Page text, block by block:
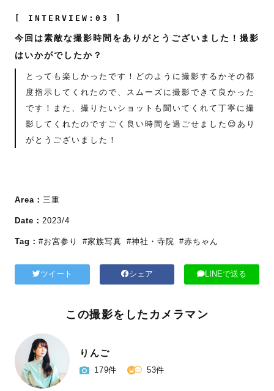
[ INTERVIEW:03 ]
今回は素敵な撮影時間をありがとうございました！撮影
はいかがでしたか？
とっても楽しかったです！どのように撮影するかその都
度指示してくれたので、スムーズに撮影できて良かった
です！また、撮りたいショットも聞いてくれて丁寧に撮
影してくれたのですごく良い時間を過ごせました😌あり
がとうございました！
Area： 三重
Date： 2023/4
Tag： #お宮参り #家族写真 #神社・寺院 #赤ちゃん
ツイート シェア LINEで送る
この撮影をしたカメラマン
りんご
179件 53件